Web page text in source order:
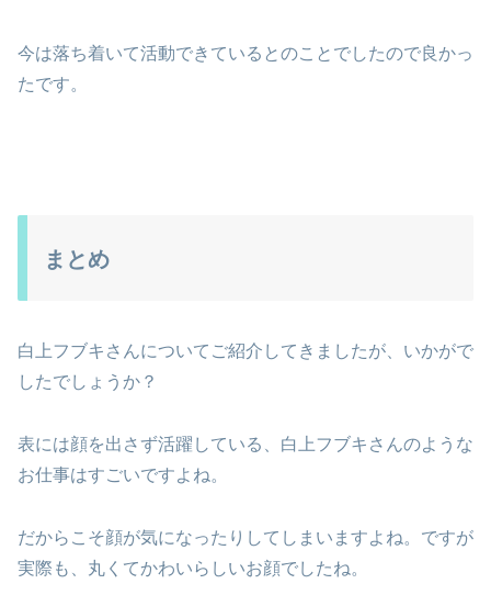
今は落ち着いて活動できているとのことでしたので良かっ
たです。
まとめ
白上フブキさんについてご紹介してきましたが、いかがで
したでしょうか？
表には顔を出さず活躍している、白上フブキさんのような
お仕事はすごいですよね。
だからこそ顔が気になったりしてしまいますよね。ですが
実際も、丸くてかわいらしいお顔でしたね。